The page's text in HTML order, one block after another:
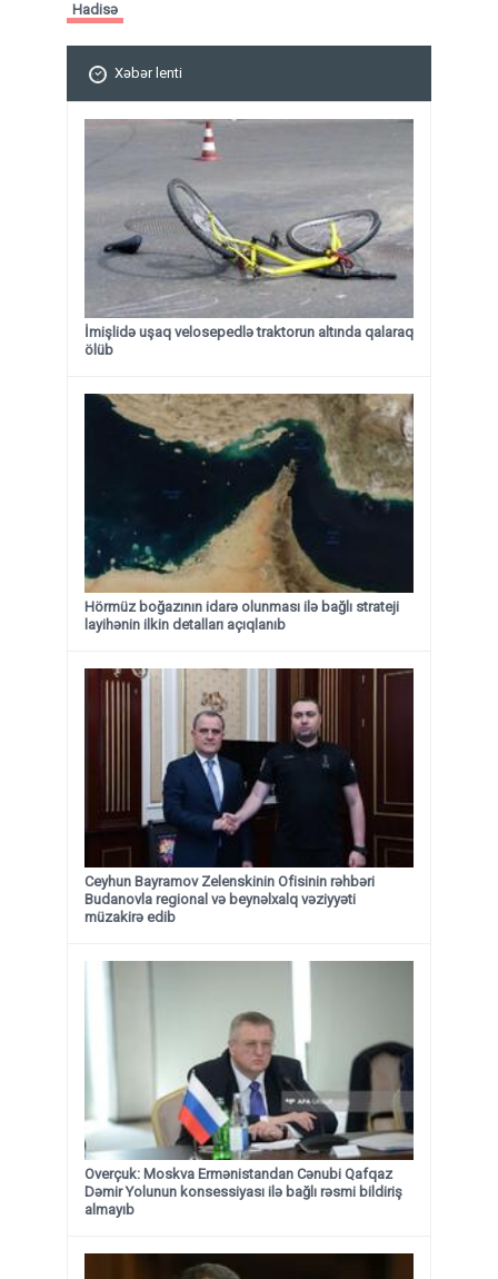
Hadisə
Xəbər lenti
İmişlidə uşaq velosepedlə traktorun altında qalaraq
ölüb
Hörmüz boğazının idarə olunması ilə bağlı strateji
layihənin ilkin detalları açıqlanıb
Ceyhun Bayramov Zelenskinin Ofisinin rəhbəri
Budanovla regional və beynəlxalq vəziyyəti
müzakirə edib
Overçuk: Moskva Ermənistandan Cənubi Qafqaz
Dəmir Yolunun konsessiyası ilə bağlı rəsmi bildiriş
almayıb